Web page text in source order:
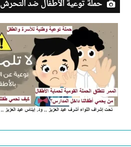
حملة توعية الأطفال ضد التحرش